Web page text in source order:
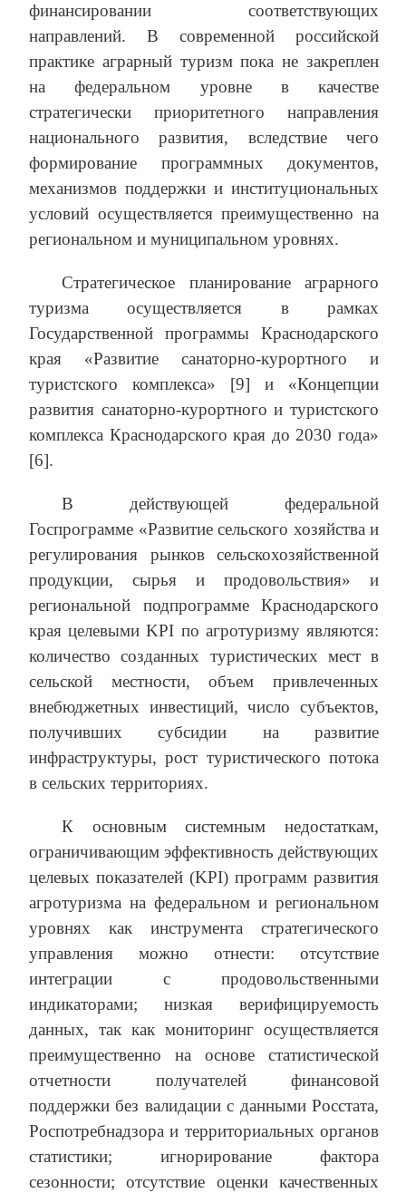
финансировании соответствующих
направлений. В современной российской
практике аграрный туризм пока не закреплен
на федеральном уровне в качестве
стратегически приоритетного направления
национального развития, вследствие чего
формирование программных документов,
механизмов поддержки и институциональных
условий осуществляется преимущественно на
региональном и муниципальном уровнях.
Стратегическое планирование аграрного
туризма осуществляется в рамках
Государственной программы Краснодарского
края «Развитие санаторно-курортного и
туристского комплекса» [9] и «Концепции
развития санаторно-курортного и туристского
комплекса Краснодарского края до 2030 года»
[6].
В действующей федеральной
Госпрограмме «Развитие сельского хозяйства и
регулирования рынков сельскохозяйственной
продукции, сырья и продовольствия» и
региональной подпрограмме Краснодарского
края целевыми KPI по агротуризму являются:
количество созданных туристических мест в
сельской местности, объем привлеченных
внебюджетных инвестиций, число субъектов,
получивших субсидии на развитие
инфраструктуры, рост туристического потока
в сельских территориях.
К основным системным недостаткам,
ограничивающим эффективность действующих
целевых показателей (KPI) программ развития
агротуризма на федеральном и региональном
уровнях как инструмента стратегического
управления можно отнести: отсутствие
интеграции с продовольственными
индикаторами; низкая верифицируемость
данных, так как мониторинг осуществляется
преимущественно на основе статистической
отчетности получателей финансовой
поддержки без валидации с данными Росстата,
Роспотребнадзора и территориальных органов
статистики; игнорирование фактора
сезонности; отсутствие оценки качественных